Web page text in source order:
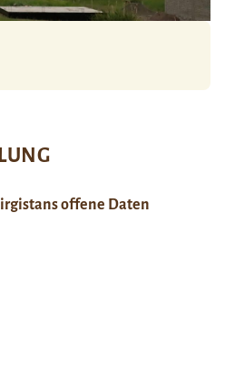
offene Daten